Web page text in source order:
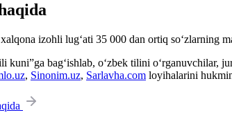
izohli lug‘ati 35 000 dan ortiq so‘zlarning
kuni”ga bag‘ishlab, o‘zbek tilini o‘rganuvchilar,
, Sinonim.uz, Sarlavha.com loyihalarini